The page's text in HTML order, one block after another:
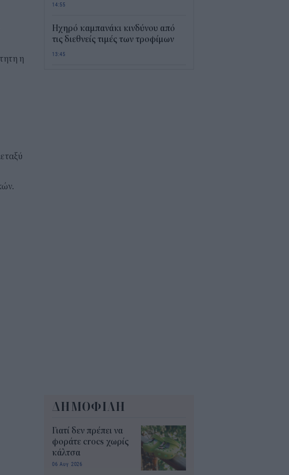
η
14:55
Ηχηρό καμπανάκι κινδύνου από
τις διεθνείς τιμές των τροφίμων
13:45
ΔΗΜΟΦΙΛΗ
Γιατί δεν πρέπει να
φοράτε crocs χωρίς
κάλτσα
06 Αυγ 2026